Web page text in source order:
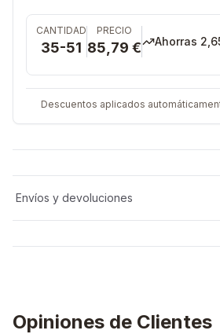
CANTIDAD
35-51
PRECIO
85,79 € Ahorras
Descuentos aplicados
Envíos y devoluciones
Opiniones de Clientes